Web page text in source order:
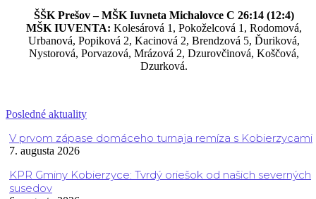
ŠŠK Prešov – MŠK Iuvneta Michalovce C 26:14 (12:4)
MŠK IUVENTA: Kolesárová 1, Pokoželcová 1, Rodomová,
Urbanová, Popiková 2, Kacinová 2, Brendzová 5, Ďuriková,
Nystorová, Porvazová, Mrázová 2, Dzurovčinová, Koščová,
Dzurková.
Posledné aktuality
V prvom zápase domáceho turnaja remíza s Kobierzycami
7. augusta 2026
KPR Gminy Kobierzyce: Tvrdý oriešok od našich severných
susedov